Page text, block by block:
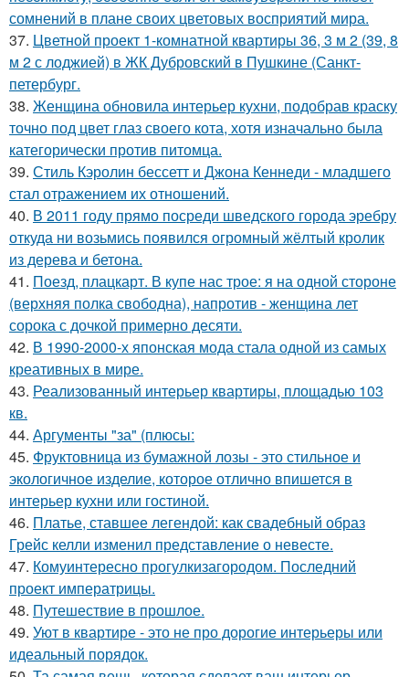
сомнений в плане своих цветовых восприятий мира.
37. Цветной проект 1-комнатной квартиры 36, 3 м 2 (39, 8
м 2 с лоджией) в ЖК Дубровский в Пушкине (Санкт-
петербург.
38. Женщина обновила интерьер кухни, подобрав краску
точно под цвет глаз своего кота, хотя изначально была
категорически против питомца.
39. Стиль Кэролин бессетт и Джона Кеннеди - младшего
стал отражением их отношений.
40. В 2011 году прямо посреди шведского города эребру
откуда ни возьмись появился огромный жёлтый кролик
из дерева и бетона.
41. Поезд, плацкарт. В купе нас трое: я на одной стороне
(верхняя полка свободна), напротив - женщина лет
сорока с дочкой примерно десяти.
42. В 1990-2000-х японская мода стала одной из самых
креативных в мире.
43. Реализованный интерьер квартиры, площадью 103
кв.
44. Аргументы "за" (плюсы:
45. Фруктовница из бумажной лозы - это стильное и
экологичное изделие, которое отлично впишется в
интерьер кухни или гостиной.
46. Платье, ставшее легендой: как свадебный образ
Грейс келли изменил представление о невесте.
47. Комуинтересно прогулкизагородом. Последний
проект императрицы.
48. Путешествие в прошлое.
49. Уют в квартире - это не про дорогие интерьеры или
идеальный порядок.